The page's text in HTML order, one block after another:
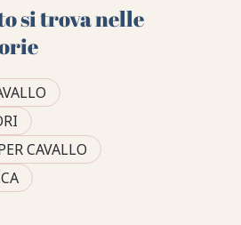
si trova nelle
CAVALLO